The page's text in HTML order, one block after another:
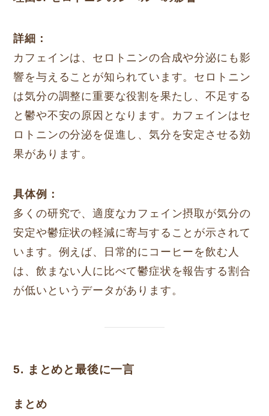
詳細：
カフェインは、セロトニンの合成や分泌にも影
響を与えることが知られています。セロトニン
は気分の調整に重要な役割を果たし、不足する
と鬱や不安の原因となります。カフェインはセ
ロトニンの分泌を促進し、気分を安定させる効
果があります。
具体例：
多くの研究で、適度なカフェイン摂取が気分の
安定や鬱症状の軽減に寄与することが示されて
います。例えば、日常的にコーヒーを飲む人
は、飲まない人に比べて鬱症状を報告する割合
が低いというデータがあります。
5. まとめと最後に一言
まとめ